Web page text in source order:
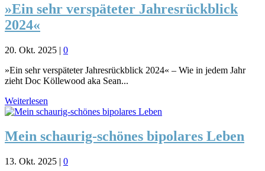
»Ein sehr verspäteter Jahresrückblick
2024«
20. Okt. 2025 | 0
»Ein sehr verspäteter Jahresrückblick 2024« – Wie in jedem Jahr
zieht Doc Köllewood aka Sean...
Weiterlesen
Mein schaurig-schönes bipolares Leben
13. Okt. 2025 | 0